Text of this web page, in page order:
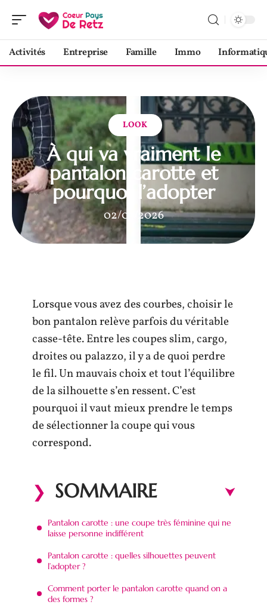
Activités Entreprise Famille Immo
LOOK
À qui va vraiment le
pantalon carotte et
pourquoi l’adopter
02/03/2026
Lorsque vous avez des courbes, choisir le
bon pantalon relève parfois du véritable
casse-tête. Entre les coupes slim, cargo,
droites ou palazzo, il y a de quoi perdre
le fil. Un mauvais choix et tout l’équilibre
de la silhouette s’en ressent. C’est
pourquoi il vaut mieux prendre le temps
de sélectionner la coupe qui vous
correspond.
SOMMAIRE
Pantalon carotte : une coupe très féminine qui ne
laisse personne indifférent
Pantalon carotte : quelles silhouettes peuvent
l’adopter ?
Comment porter le pantalon carotte quand on a
des formes ?